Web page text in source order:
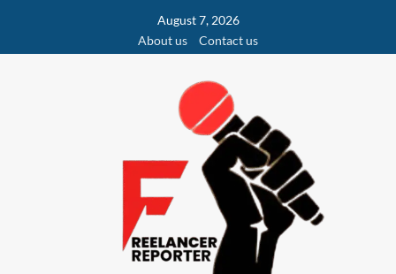
content
August 7, 2026
About us
Contact us